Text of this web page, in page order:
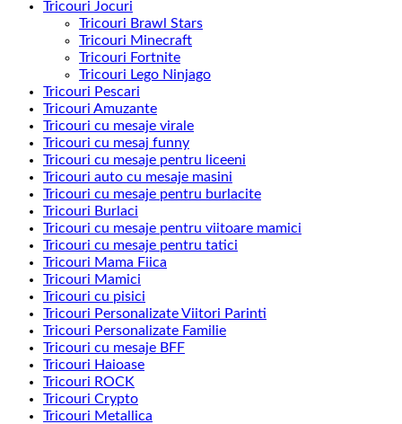
Tricouri Jocuri
Tricouri Brawl Stars
Tricouri Minecraft
Tricouri Fortnite
Tricouri Lego Ninjago
Tricouri Pescari
Tricouri Amuzante
Tricouri cu mesaje virale
Tricouri cu mesaj funny
Tricouri cu mesaje pentru liceeni
Tricouri auto cu mesaje masini
Tricouri cu mesaje pentru burlacite
Tricouri Burlaci
Tricouri cu mesaje pentru viitoare mamici
Tricouri cu mesaje pentru tatici
Tricouri Mama Fiica
Tricouri Mamici
Tricouri cu pisici
Tricouri Personalizate Viitori Parinti
Tricouri Personalizate Familie
Tricouri cu mesaje BFF
Tricouri Haioase
Tricouri ROCK
Tricouri Crypto
Tricouri Metallica